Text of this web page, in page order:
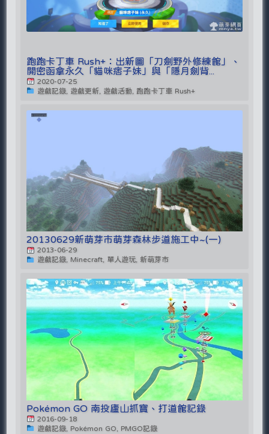
跑跑卡丁車 Rush+：出新圖「刀劍野外修練館」、
開密函拿永久「貓咪痞子妹」與「隱月劍背...
2020-07-25
遊戲記錄, 遊戲更新, 遊戲活動, 跑跑卡丁車 Rush+
20130629新萌芽市萌芽森林步道施工中~(一)
2013-06-29
遊戲記錄, Minecraft, 單人遊玩, 新萌芽市
Pokémon GO 南投廬山抓寶、打道館記錄
2016-09-18
遊戲記錄, Pokémon GO, PMGO記錄